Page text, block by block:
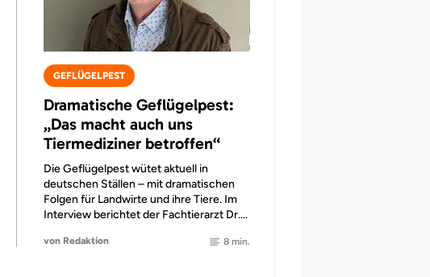
GEFLÜGELPEST
Dramatische Geflügelpest:
„Das macht auch uns
Tiermediziner betroffen“
Die Geflügelpest wütet aktuell in
deutschen Ställen – mit dramatischen
Folgen für Landwirte und ihre Tiere. Im
Interview berichtet der Fachtierarzt Dr.…
von Redaktion 8 min.